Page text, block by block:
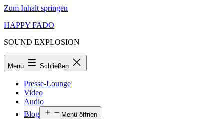
Zum Inhalt springen
HAPPY FADO
SOUND EXPLOSION
Menü Schließen
Presse-Lounge
Video
Audio
Blog
Menü öffnen